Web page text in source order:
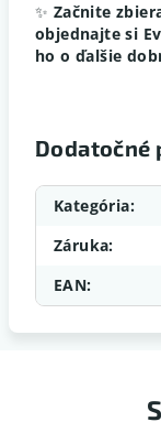
✨ Začnite
objednajte si
ho o ďalšie
Dodatočné
Kategória:
Záruka:
EAN: